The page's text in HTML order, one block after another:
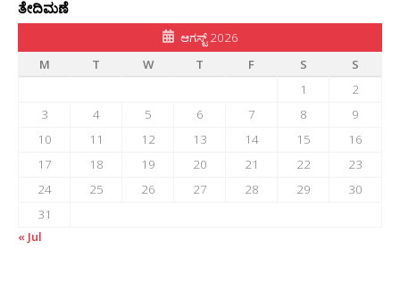
ತೇದಿಮಣೆ
ಆಗಸ್ಟ್ 2026
M
T W T F S
S
1
2
3
4 5 6 7 8
9
10
11 12 13 14 15
16
17
18 19 20 21 22
23
24
25 26 27 28 29
30
31
« Jul